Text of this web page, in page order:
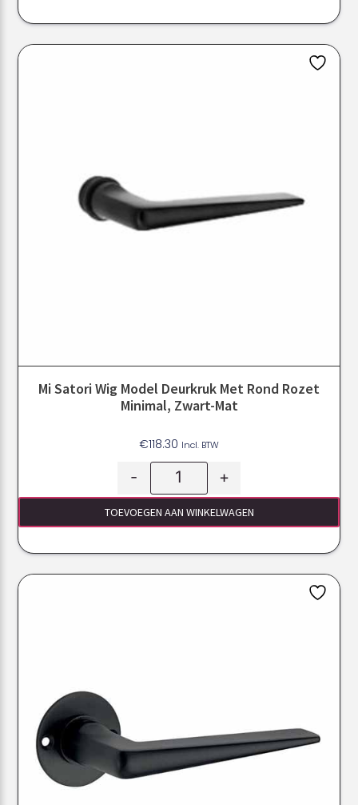
Mi Satori Wig Model Deurkruk Met Rond Rozet
Minimal, Zwart-Mat
€118.30 Incl. BTW
- +
TOEVOEGEN AAN WINKELWAGEN